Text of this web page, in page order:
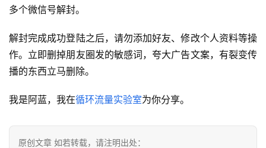
多个微信号解封。
解封完成成功登陆之后，请勿添加好友、修改个人资料等操
作。立即删掉朋友圈发的敏感词，夸大广告文案，有裂变传
播的东西立马删除。
我是阿蓝，我在循环流量实验室为你分享。
原创文章 如若转载，请注明出处：